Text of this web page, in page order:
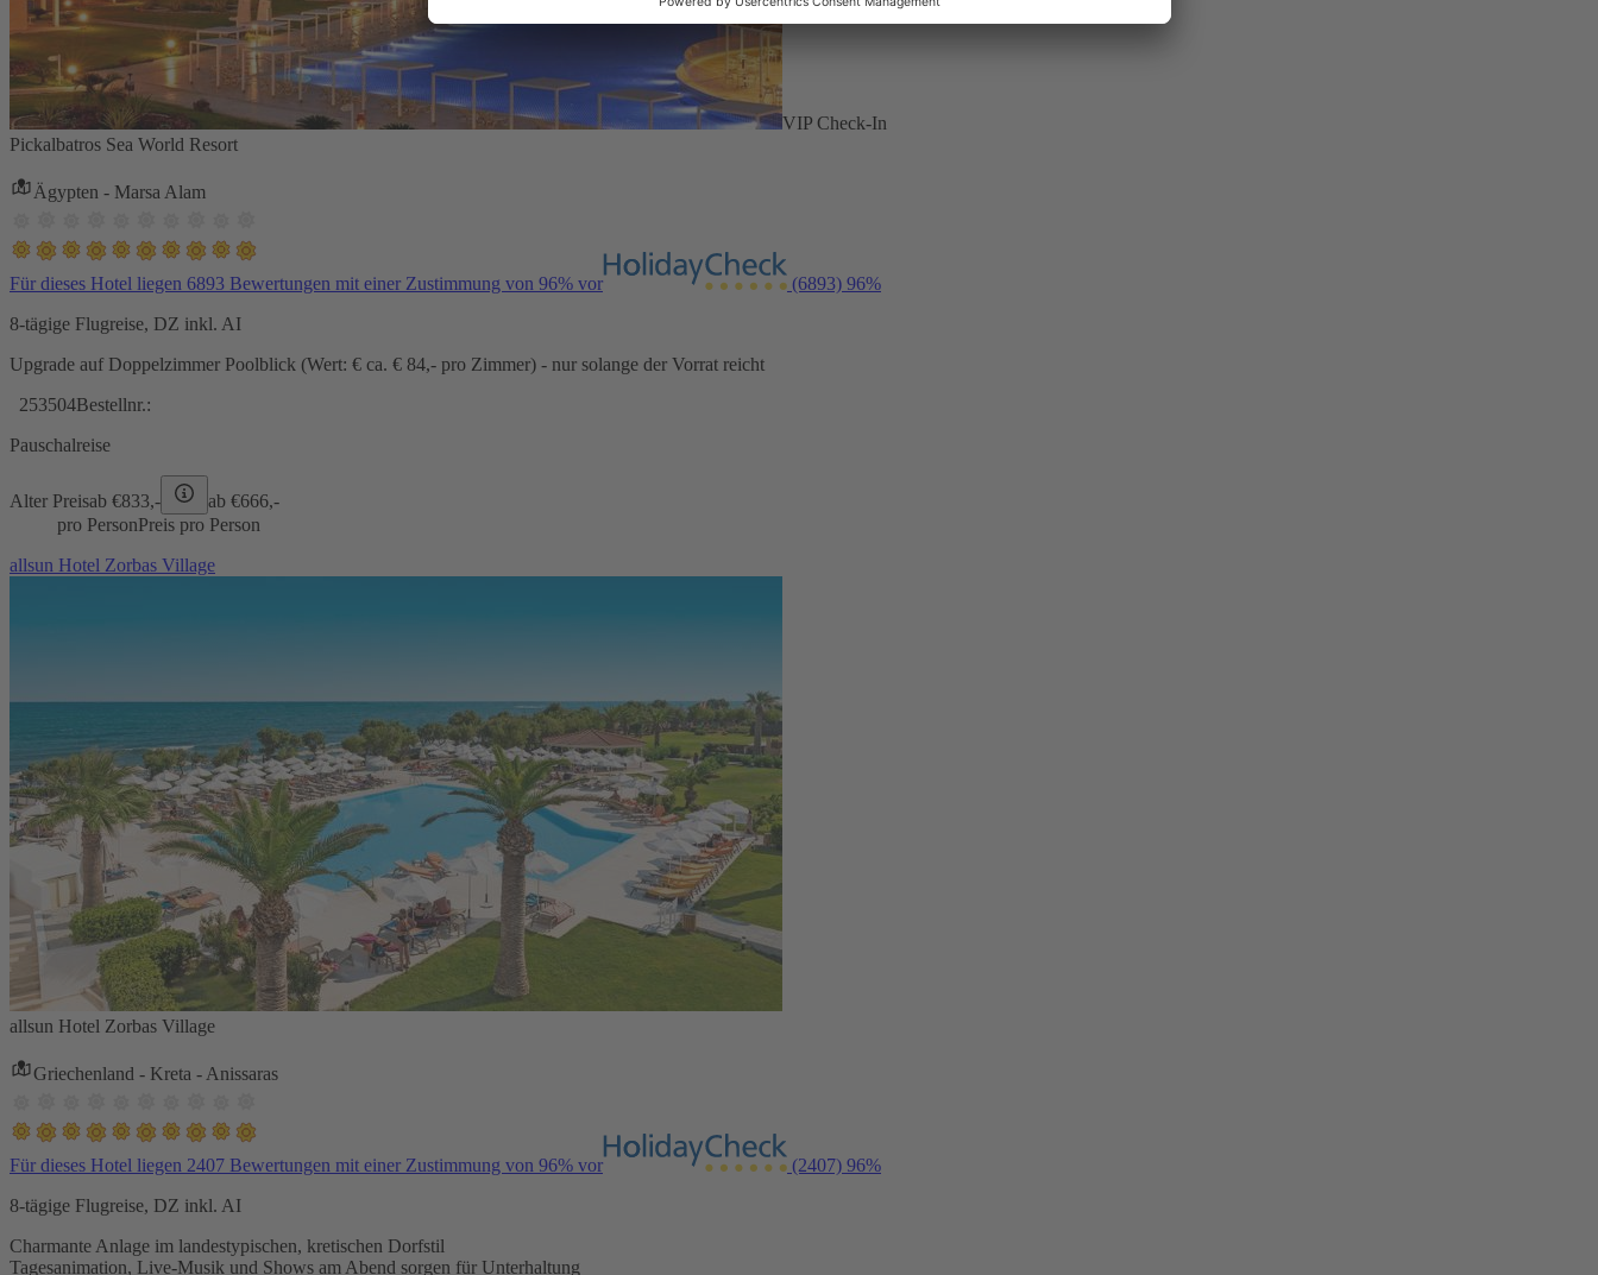
VIP Check-In
Pickalbatros Sea World Resort
Ägypten - Marsa Alam
Für dieses Hotel liegen 6893 Bewertungen mit einer Zustimmung von 96% vor (6893) 96%
8-tägige Flugreise, DZ inkl. AI
Upgrade auf Doppelzimmer Poolblick (Wert: € ca. € 84,- pro Zimmer) - nur solange der Vorrat reicht
253504Bestellnr.:
Pauschalreise
Alter Preisab €833,- ab €666,-
pro PersonPreis pro Person
allsun Hotel Zorbas Village
allsun Hotel Zorbas Village
Griechenland - Kreta - Anissaras
Für dieses Hotel liegen 2407 Bewertungen mit einer Zustimmung von 96% vor (2407) 96%
8-tägige Flugreise, DZ inkl. AI
Charmante Anlage im landestypischen, kretischen Dorfstil
Tagesanimation, Live-Musik und Shows am Abend sorgen für Unterhaltung